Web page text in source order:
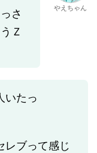
さ
Ｚ
やえちゃん
いたっ
レブって感じ